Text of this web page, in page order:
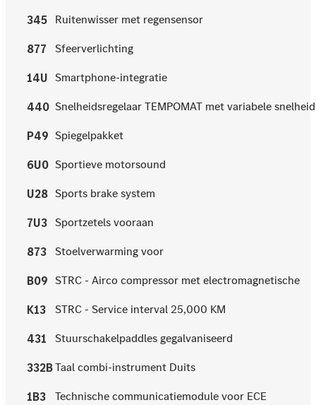
345 Ruitenwisser met regensensor
877 Sfeerverlichting
14U Smartphone-integratie
440 Snelheidsregelaar TEMPOMAT met variabele
P49 Spiegelpakket
6U0 Sportieve motorsound
U28 Sports brake system
7U3 Sportzetels vooraan
873 Stoelverwarming voor
B09 STRC - Airco compressor met electromagnetische
K13 STRC - Service interval 25,000 KM
431 Stuurschakelpaddles gegalvaniseerd
332BTaal combi-instrument Duits
1B3 Technische communicatiemodule voor ECE